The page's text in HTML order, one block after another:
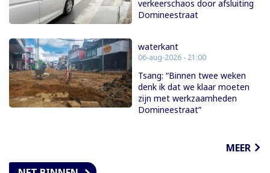
verkeerschaos door afsluiting
Domineestraat
waterkant
06-aug-2026 - 21:00
Tsang: “Binnen twee weken
denk ik dat we klaar moeten
zijn met werkzaamheden
Domineestraat”
MEER